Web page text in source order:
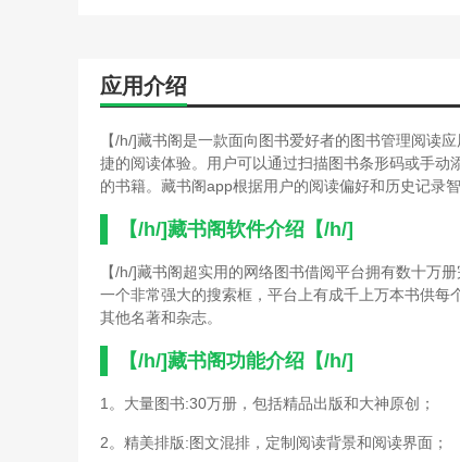
应用介绍
【/h/]藏书阁是一款面向图书爱好者的图书管理阅读
捷的阅读体验。用户可以通过扫描图书条形码或手
的书籍。藏书阁app根据用户的阅读偏好和历史记录
【/h/]藏书阁软件介绍【/h/]
【/h/]藏书阁超实用的网络图书借阅平台拥有数十万
一个非常强大的搜索框，平台上有成千上万本书供
其他名著和杂志。
【/h/]藏书阁功能介绍【/h/]
1。大量图书:30万册，包括精品出版和大神原创；
2。精美排版:图文混排，定制阅读背景和阅读界面；